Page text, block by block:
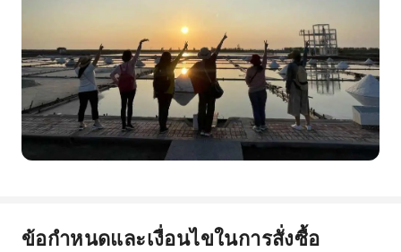
ข้อกำหนดและเงื่อนไขในการสั่งซื้อ